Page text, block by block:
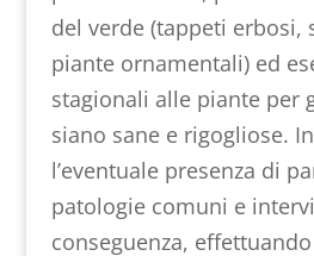
del verde (tappeti erbosi,
piante ornamentali) ed
stagionali alle piante per
siano sane e rigogliose.
l’eventuale presenza di
patologie comuni e
conseguenza,